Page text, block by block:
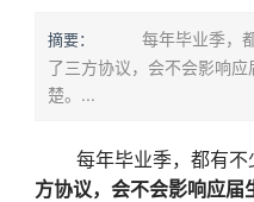
摘要：
每年毕业季，都
了三方协议，会不会影响
楚。...
每年毕业季，都有不
方协议，会不会影响应届